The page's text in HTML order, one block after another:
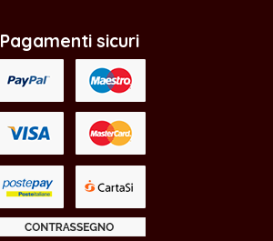
Pagamenti sicuri